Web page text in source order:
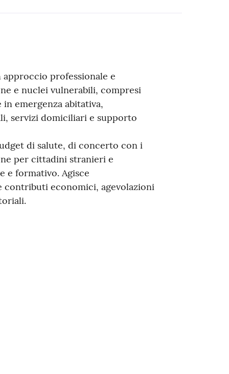
professionale e
e nuclei vulnerabili, compresi
emergenza abitativa,
servizi domiciliari e supporto
di salute, di concerto con i
per cittadini stranieri e
e formativo. Agisce
economici, agevolazioni